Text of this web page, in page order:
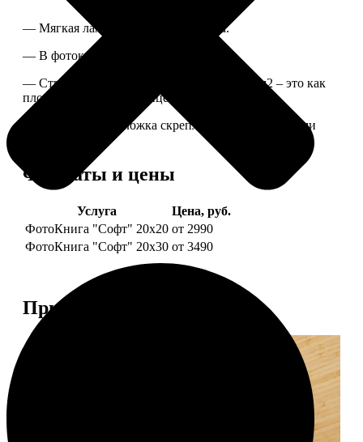
— Мягкая ламинированная обложка.
— В фотокниге от 60 до 300 страниц.
— Страницы из бумаги плотностью 170 г/м2 – это как
плотные страницы глянцевого журнала.
— Страницы и обложка скреплены металлическими
Форматы и цены
Услуга
Цена, руб.
ФотоКнига "Софт" 20х20 от 2990
ФотоКнига "Софт" 20х30 от 3490
Примеры работ